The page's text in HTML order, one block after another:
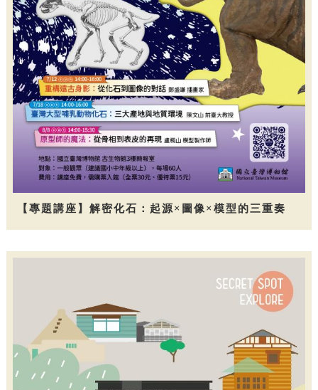
【專題講座】解密化石：起源×圖像×模型的三重奏